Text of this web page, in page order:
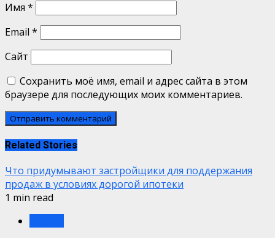
Имя *
Email *
Сайт
Сохранить моё имя, email и адрес сайта в этом
браузере для последующих моих комментариев.
Related Stories
Что придумывают застройщики для поддержания
продаж в условиях дорогой ипотеки
1 min read